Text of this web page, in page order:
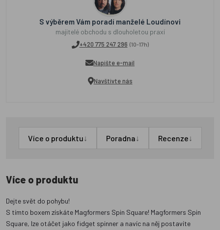
S výběrem Vám poradí manželé Loudínovi
majitelé obchodu s dlouholetou praxí
+420 775 247 296 (10-17h)
Napište e-mail
Navštivte nás
Více o produktu↓ Poradna↓ Recenze↓
Více o produktu
Dejte svět do pohybu!
S tímto boxem získáte Magformers Spin Square! Magformers Spin
Square, lze otáčet jako fidget spinner a navíc na něj postavíte